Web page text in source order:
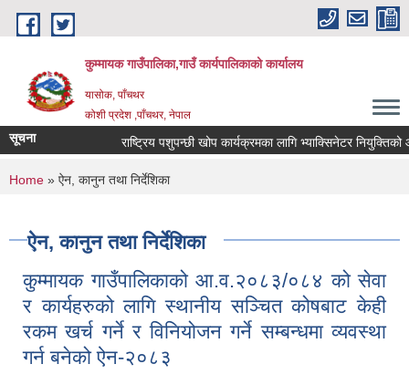
Skip to main content
कुम्मायक गाउँपालिका,गाउँ कार्यपालिकाको कार्यालय
यासोक, पाँचथर
कोशी प्रदेश ,पाँचथर, नेपाल
सूचना राष्ट्रिय पशुपन्छी खोप कार्यक्रमका लागि भ्याक्सिनेटर नियुक्तिको
You are here
Home » ऐन, कानुन तथा निर्देशिका
ऐन, कानुन तथा निर्देशिका
कुम्मायक गाउँपालिकाको आ.व.२०८३/०८४ को सेवा
र कार्यहरुको लागि स्थानीय सञ्चित कोषबाट केही
रकम खर्च गर्ने र विनियोजन गर्ने सम्बन्धमा व्यवस्था
गर्न बनेको ऐन-२०८३